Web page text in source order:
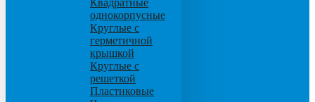
однокорпусные
Круглые с
герметичной
крышкой
Круглые с
решеткой
Пластиковые